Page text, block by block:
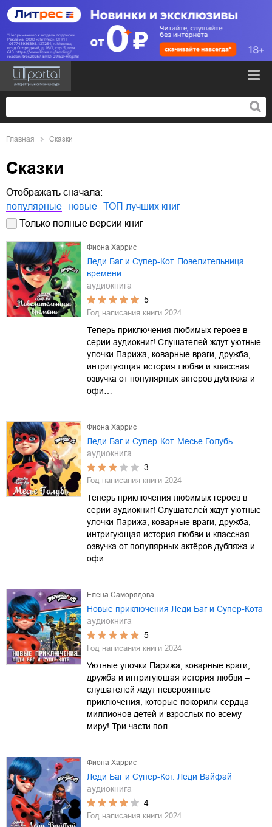
Главная Сказки
Сказки
Отображать сначала:
популярные
новые ТОП лучших книг
Только полные версии книг
Фиона Харрис
Леди Баг и Супер-Кот. Повелительница
времени
аудиокнига
5
Год написания книги 2024
Теперь приключения любимых героев в
серии аудиокниг! Слушателей ждут уютные
улочки Парижа, коварные враги, дружба,
интригующая история любви и классная
озвучка от популярных актёров дубляжа и
офи…
Фиона Харрис
Леди Баг и Супер-Кот. Месье Голубь
аудиокнига
3
Год написания книги 2024
Теперь приключения любимых героев в
серии аудиокниг! Слушателей ждут уютные
улочки Парижа, коварные враги, дружба,
интригующая история любви и классная
озвучка от популярных актёров дубляжа и
офи…
Елена Саморядова
Новые приключения Леди Баг и Супер-Кота
аудиокнига
5
Год написания книги 2024
Уютные улочки Парижа, коварные враги,
дружба и интригующая история любви –
слушателей ждут невероятные
приключения, которые покорили сердца
миллионов детей и взрослых по всему
миру! Три части пол…
Фиона Харрис
Леди Баг и Супер-Кот. Леди Вайфай
аудиокнига
4
Год написания книги 2024